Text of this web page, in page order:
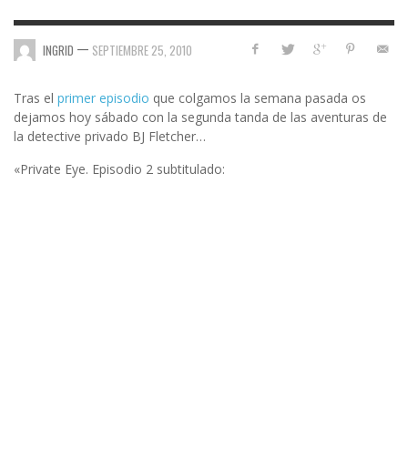
INGRID — SEPTIEMBRE 25, 2010
Tras el primer episodio que colgamos la semana pasada os
dejamos hoy sábado con la segunda tanda de las aventuras de
la detective privado BJ Fletcher…
«Private Eye. Episodio 2 subtitulado: